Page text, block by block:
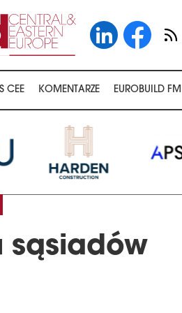
CEE KOMENTARZE EUROBUILD FM
sąsiadów